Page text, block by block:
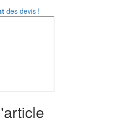
des devis !